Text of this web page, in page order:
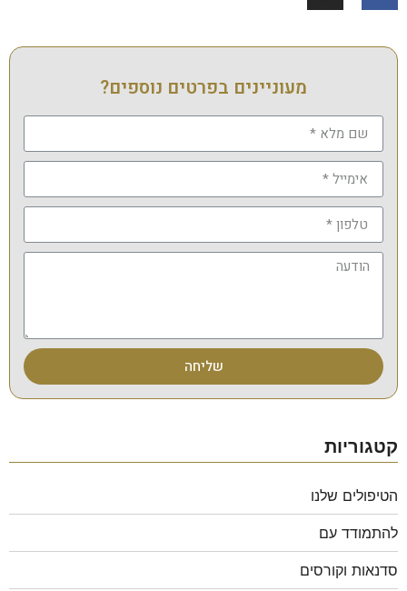
מעוניינים בפרטים נוספים?
שליחה
קטגוריות
הטיפולים שלנו
להתמודד עם
סדנאות וקורסים